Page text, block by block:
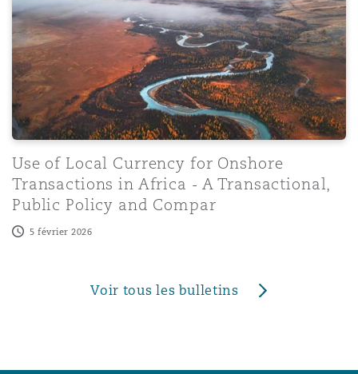
Use of Local Currency for Onshore
Transactions in Africa - A Transactional,
Public Policy and Compar
5 février 2026
Voir tous les bulletins